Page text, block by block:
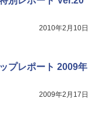
2010年2月10日
プレポート 2009年
2009年2月17日